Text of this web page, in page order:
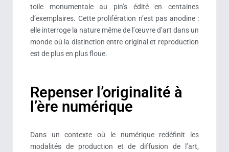
toile monumentale au pin’s édité en centaines
d’exemplaires. Cette prolifération n’est pas anodine :
elle interroge la nature même de l’œuvre d’art dans un
monde où la distinction entre original et reproduction
est de plus en plus floue.
Repenser l’originalité à
l’ère numérique
Dans un contexte où le numérique redéfinit les
modalités de production et de diffusion de l’art,